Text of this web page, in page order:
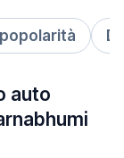
auto